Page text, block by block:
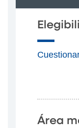
Área